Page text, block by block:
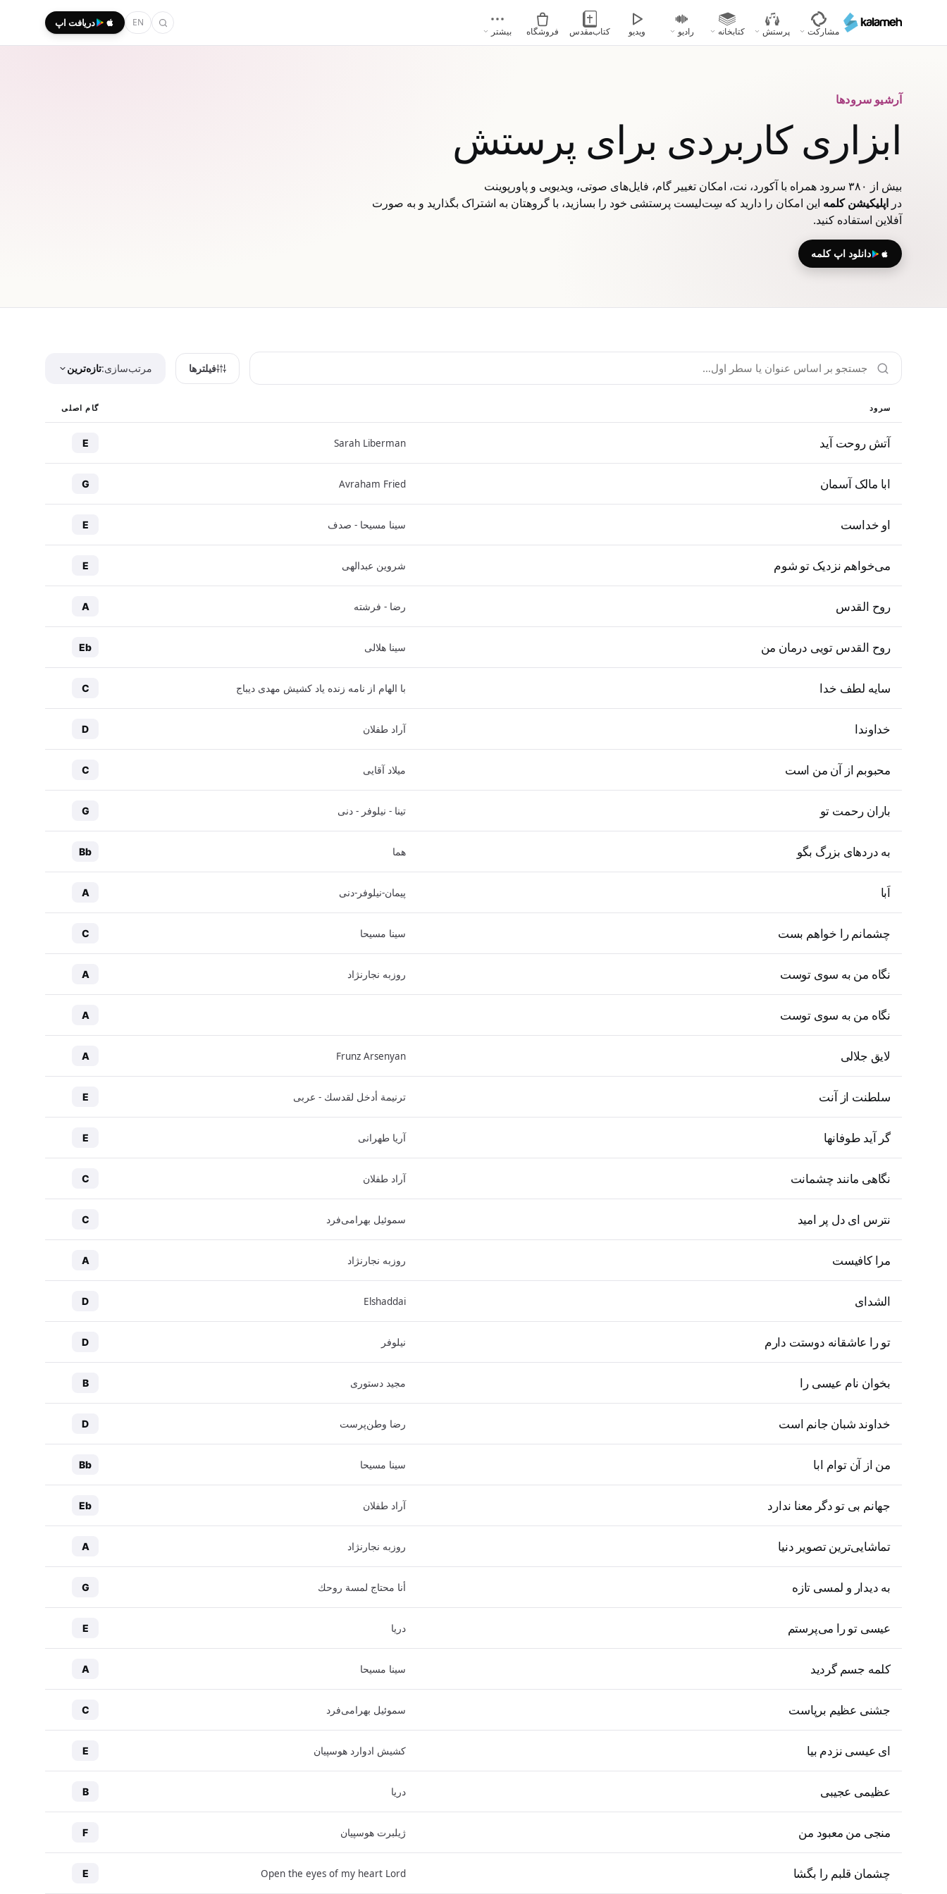
محتوای
مشارکت پرستش کتابخانه رادیو ویدیو کتاب‌مقدس فروشگاه بیشتر
EN دریافت اپ
آرشیو سرودها
ابزاری کاربردی برای پرستش
بیش از ۳۸۰ سرود همراه با آکورد، نت، امکان تغییر گام، فایل‌های صوتی، ویدیویی و پاورپوینت
در اپلیکیشن کلمه این امکان را دارید که سِت‌لیست پرستشی خود را بسازید، با گروهتان به اشتراک بگذارید و به صورت
آفلاین استفاده کنید.
دانلود اپ کلمه
فیلترها مرتب‌سازی:تازه‌ترین
سرود گام اصلی
آتش روحت آید Sarah Liberman
E
ابا مالک آسمان Avraham Fried
G
او خداست سینا مسیحا - صدف E
می‌خواهم نزدیک تو شوم شروین عبدالهی E
روح القدس رضا - فرشته A
روح القدس تویی درمان من سینا هلالی Eb
سایه لطف خدا با الهام از نامه زنده یاد کشیش مهدی دیباج C
خداوندا آراد طفلان D
محبوبم از آن من است میلاد آقایی C
باران رحمت تو تینا - نیلوفر - دنی G
به دردهای بزرگ بگو هما Bb
اَبا پیمان-نیلوفر-دنی A
چشمانم را خواهم بست سینا مسیحا C
نگاه من به سوی توست روزبه نجارنژاد A
نگاه من به سوی توست A
لایق جلالی Frunz Arsenyan
A
سلطنت از آنت ترنيمة أدخل لقدسك - عربی E
گر آید طوفانها آریا طهرانی E
نگاهی مانند چشمانت آراد طفلان C
نترس ای دل پر امید سموئیل بهرامی‌فرد C
مرا کافیست روزبه نجارنژاد A
الشدای Elshaddai
D
تو را عاشقانه دوستت دارم نیلوفر D
بخوان نام عیسی را مجید دستوری B
خداوند شبان جانم است رضا وطن‌پرست D
من از آن توام ابا سینا مسیحا Bb
جهانم بی تو دگر معنا ندارد آراد طفلان Eb
تماشایی‌ترین تصویر دنیا روزبه نجارنژاد A
به دیدار و لمسی تازه أنا محتاج لمسة روحك G
عیسی تو را می‌پرستم دریا E
کلمه جسم گردید سینا مسیحا A
جشنی عظیم برپاست سموئیل بهرامی‌فرد C
ای عیسی نزدم بیا کشیش ادوارد هوسپیان E
عظیمی عجیبی دریا B
منجی من معبود من ژیلبرت هوسپیان F
چشمان قلبم را بگشا Open the eyes of my heart Lord
E